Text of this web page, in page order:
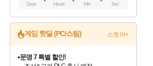
Days Hours Min Sec
게임 핫딜 (PC/스팀) 스토어+
문명 7 특별 할인!
조선&고려 DLC 출시 예정
50%할인&추가 적립까지!